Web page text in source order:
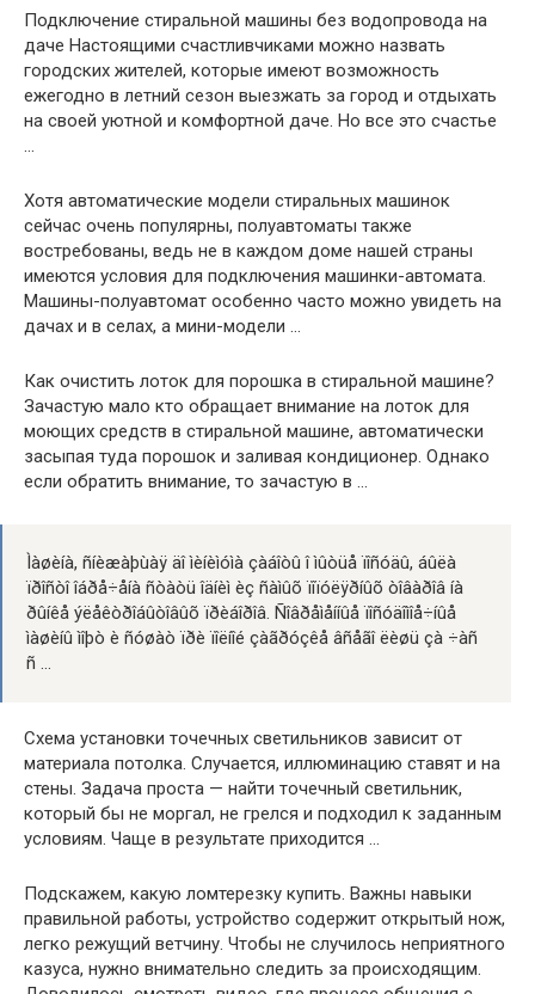
Подключение стиральной машины без водопровода на
даче Настоящими счастливчиками можно назвать
городских жителей, которые имеют возможность
ежегодно в летний сезон выезжать за город и отдыхать
на своей уютной и комфортной даче. Но все это счастье
…
Хотя автоматические модели стиральных машинок
сейчас очень популярны, полуавтоматы также
востребованы, ведь не в каждом доме нашей страны
имеются условия для подключения машинки-автомата.
Машины-полуавтомат особенно часто можно увидеть на
дачах и в селах, а мини-модели …
Как очистить лоток для порошка в стиральной машине?
Зачастую мало кто обращает внимание на лоток для
моющих средств в стиральной машине, автоматически
засыпая туда порошок и заливая кондиционер. Однако
если обратить внимание, то зачастую в …
Ìàøèíà, ñíèæàþùàÿ äî ìèíèìóìà çàáîòû î ìûòüå ïîñóäû, áûëà
ïðîñòî îáðå÷åíà ñòàòü îäíèì èç ñàìûõ ïîïóëÿðíûõ òîâàðîâ íà
ðûíêå ýëåêòðîáûòîâûõ ïðèáîðîâ. Ñîâðåìåííûå ïîñóäîìîå÷íûå
ìàøèíû ìîþò è ñóøàò ïðè ïîëíîé çàãðóçêå âñåãî ëèøü çà ÷àñ
ñ …
Схема установки точечных светильников зависит от
материала потолка. Случается, иллюминацию ставят и на
стены. Задача проста — найти точечный светильник,
который бы не моргал, не грелся и подходил к заданным
условиям. Чаще в результате приходится …
Подскажем, какую ломтерезку купить. Важны навыки
правильной работы, устройство содержит открытый нож,
легко режущий ветчину. Чтобы не случилось неприятного
казуса, нужно внимательно следить за происходящим.